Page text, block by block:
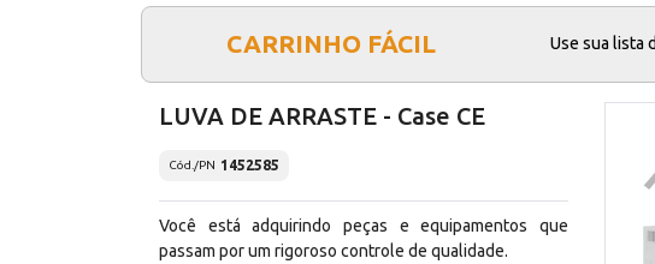
CARRINHO FÁCIL Use sua lista
LUVA DE ARRASTE - Case CE
Cód./PN 1452585
Você está adquirindo peças e equipamentos que
passam por um rigoroso controle de qualidade.